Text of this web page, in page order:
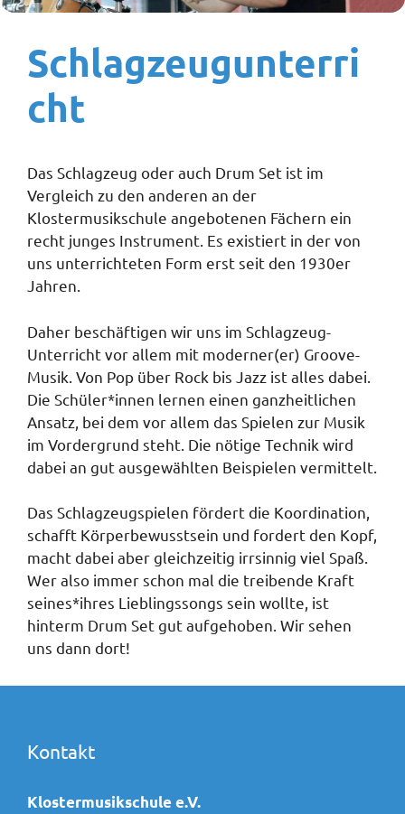
Schlagzeugunterri
cht
Das Schlagzeug oder auch Drum Set ist im
Vergleich zu den anderen an der
Klostermusikschule angebotenen Fächern ein
recht junges Instrument. Es existiert in der von
uns unterrichteten Form erst seit den 1930er
Jahren.
Daher beschäftigen wir uns im Schlagzeug-
Unterricht vor allem mit moderner(er) Groove-
Musik. Von Pop über Rock bis Jazz ist alles dabei.
Die Schüler*innen lernen einen ganzheitlichen
Ansatz, bei dem vor allem das Spielen zur Musik
im Vordergrund steht. Die nötige Technik wird
dabei an gut ausgewählten Beispielen vermittelt.
Das Schlagzeugspielen fördert die Koordination,
schafft Körperbewusstsein und fordert den Kopf,
macht dabei aber gleichzeitig irrsinnig viel Spaß.
Wer also immer schon mal die treibende Kraft
seines*ihres Lieblingssongs sein wollte, ist
hinterm Drum Set gut aufgehoben. Wir sehen
uns dann dort!
Kontakt
Klostermusikschule e.V.